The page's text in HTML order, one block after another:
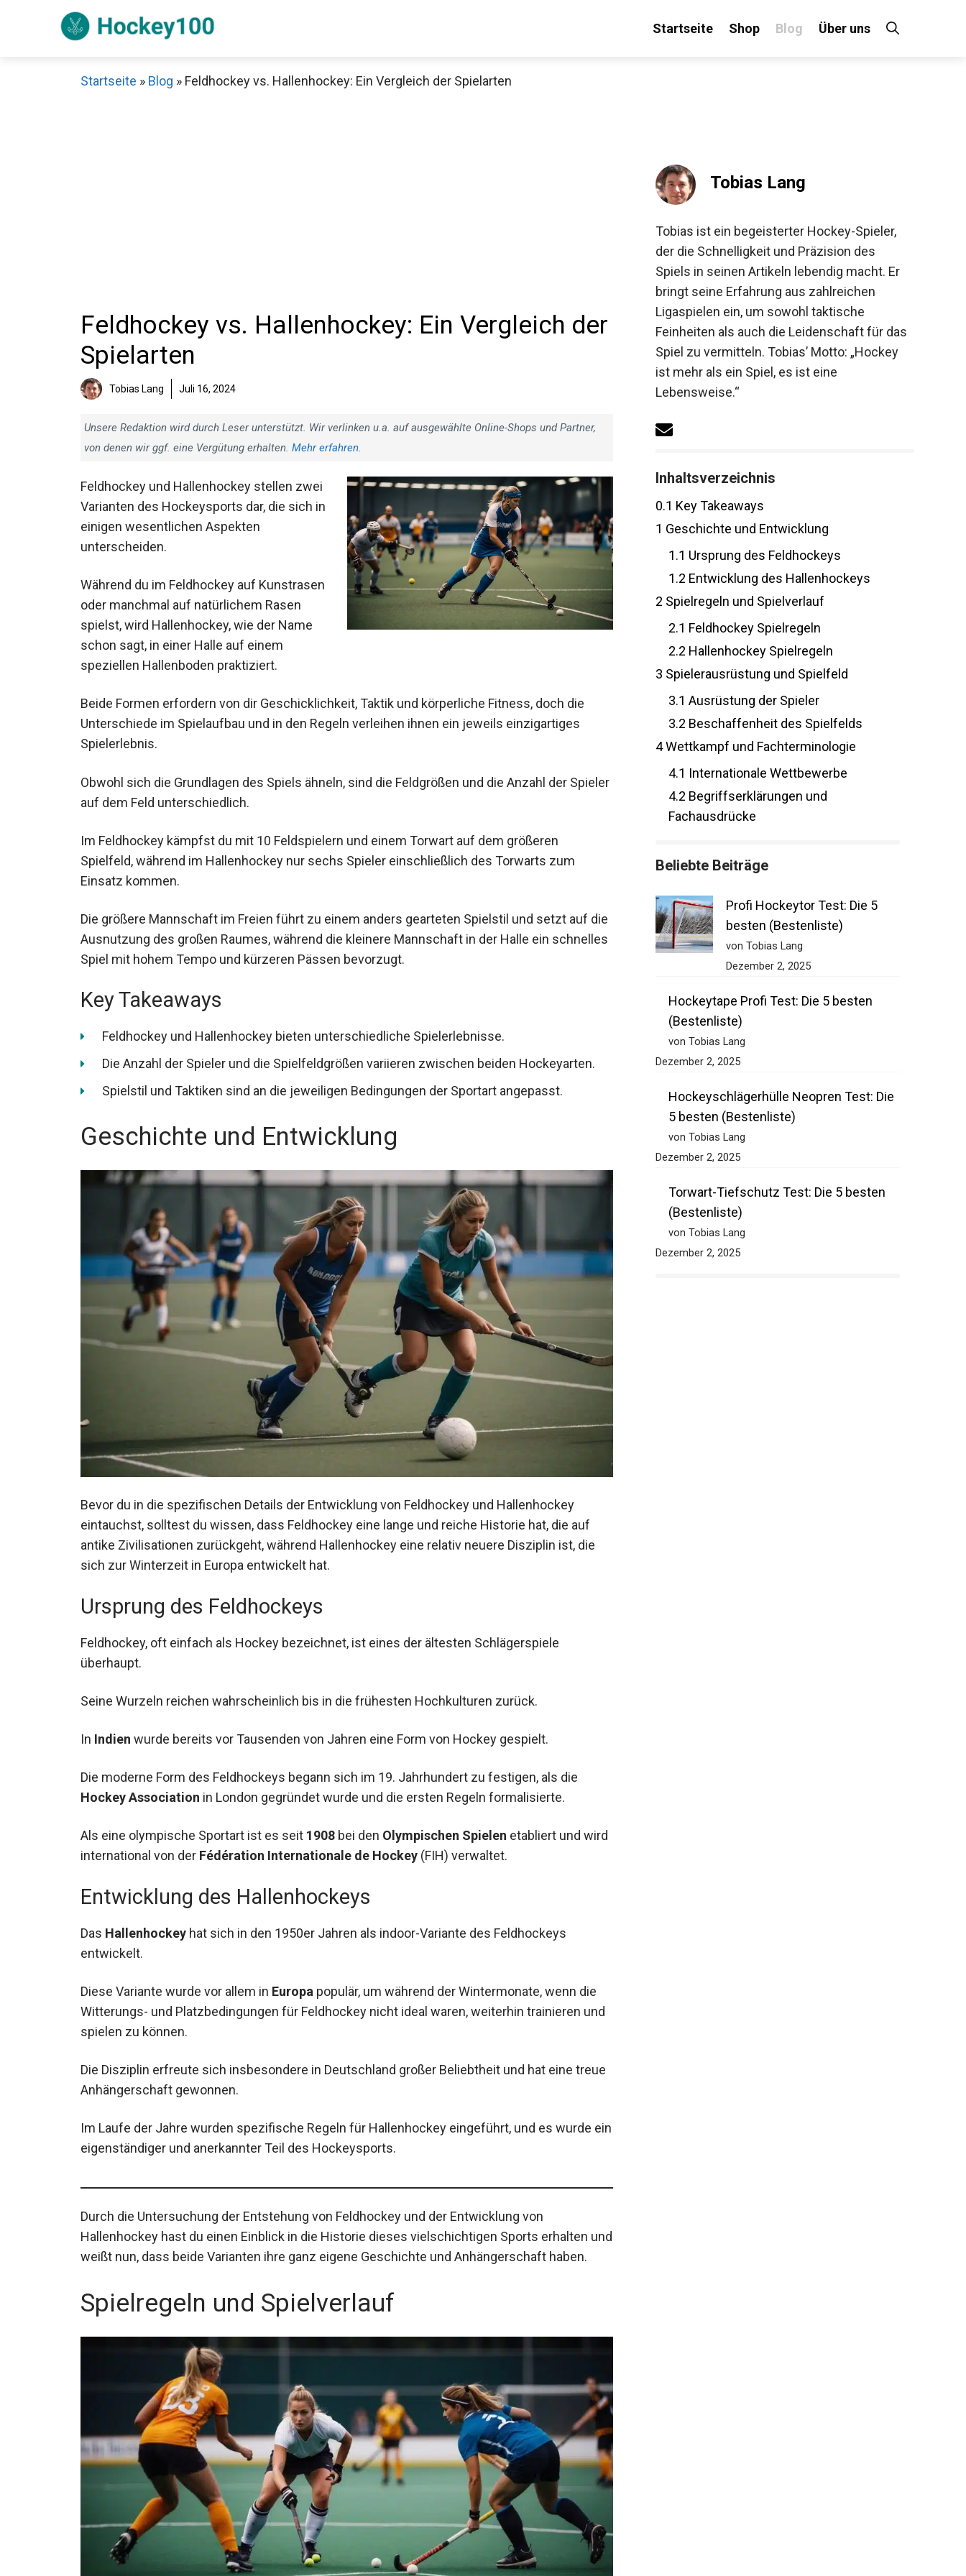
Startseite Shop Blog Über uns
Startseite » Blog » Feldhockey vs. Hallenhockey: Ein Vergleich der Spielarten
Feldhockey vs. Hallenhockey: Ein Vergleich der
Spielarten
Tobias Lang Juli 16, 2024
Unsere Redaktion wird durch Leser unterstützt. Wir verlinken u.a. auf ausgewählte Online-Shops und Partner,
von denen wir ggf. eine Vergütung erhalten. Mehr erfahren.
Feldhockey und Hallenhockey stellen zwei
Varianten des Hockeysports dar, die sich in
einigen wesentlichen Aspekten
unterscheiden.
Während du im Feldhockey auf Kunstrasen
oder manchmal auf natürlichem Rasen
spielst, wird Hallenhockey, wie der Name
schon sagt, in einer Halle auf einem speziellen Hallenboden praktiziert.
Unterschiede im Spielaufbau und in den Regeln verleihen ihnen ein jeweils einzigartiges
Spielerlebnis.
Spieler auf dem Feld unterschiedlich.
Spielfeld, während im Hallenhockey nur sechs Spieler einschließlich des Torwarts zum
Einsatz kommen.
die Ausnutzung des großen Raumes, während die kleinere Mannschaft in der Halle ein
schnelles Spiel mit hohem Tempo und kürzeren Pässen bevorzugt.
Feldhockey und Hallenhockey bieten unterschiedliche Spielerlebnisse.
Die Anzahl der Spieler und die Spielfeldgrößen variieren zwischen beiden Hockeyarten.
Spielstil und Taktiken sind an die jeweiligen Bedingungen der Sportart angepasst.
Bevor du in die spezifischen Details der Entwicklung von Feldhockey und Hallenhockey
eintauchst, solltest du wissen, dass Feldhockey eine lange und reiche Historie hat, die auf
antike Zivilisationen zurückgeht, während Hallenhockey eine relativ neuere Disziplin ist, die
sich zur Winterzeit in Europa entwickelt hat.
Feldhockey, oft einfach als Hockey bezeichnet, ist eines der ältesten Schlägerspiele
überhaupt.
Hockey Associationin London gegründet wurde und die ersten Regeln formalisierte.
wird international von derFédération Internationale de Hockey(FIH) verwaltet.
Das Hallenhockeyhat sich in den 1950er Jahren als indoor-Variante des Feldhockeys
entwickelt.
Witterungs- und Platzbedingungen für Feldhockey nicht ideal waren, weiterhin trainieren und
spielen zu können.
treue Anhängerschaft gewonnen.
ein eigenständiger und anerkannter Teil des Hockeysports.
Durch die Untersuchung der Entstehung von Feldhockey und der Entwicklung von
Hallenhockey hast du einen Einblick in die Historie dieses vielschichtigen Sports erhalten
und weißt nun, dass beide Varianten ihre ganz eigene Geschichte und Anhängerschaft
haben.
Spielregeln und Spielverlauf
Tobias Lang
Tobias ist ein begeisterter Hockey-Spieler,
der die Schnelligkeit und Präzision des
Spiels in seinen Artikeln lebendig macht. Er
bringt seine Erfahrung aus zahlreichen
Ligaspielen ein, um sowohl taktische
Feinheiten als auch die Leidenschaft für
das Spiel zu vermitteln. Tobias’ Motto:
„Hockey ist mehr als ein Spiel, es ist eine
Lebensweise.“
Inhaltsverzeichnis
0.1Key Takeaways
Geschichte und Entwicklung
1.1Ursprung des Feldhockeys
1.2Entwicklung des Hallenhockeys
Spielregeln und Spielverlauf
2.1Feldhockey Spielregeln
2.2Hallenhockey Spielregeln
Spielerausrüstung und Spielfeld
3.1Ausrüstung der Spieler
3.2Beschaffenheit des Spielfelds
Wettkampf und Fachterminologie
4.1Internationale Wettbewerbe
4.2Begriffserklärungen und
Fachausdrücke
Beliebte Beiträge
Profi Hockeytor Test: Die 5
besten (Bestenliste)
von Tobias Lang
Dezember 2, 2025
Hockeytape Profi Test: Die 5 besten
(Bestenliste)
von Tobias Lang
Dezember 2, 2025
Hockeyschlägerhülle Neopren Test: Die
5 besten (Bestenliste)
von Tobias Lang
Dezember 2, 2025
Torwart-Tiefschutz Test: Die 5 besten
(Bestenliste)
von Tobias Lang
Dezember 2, 2025
Schaue dir jetzt die meistverkauften Produkte im Sale bei Decathlon an!